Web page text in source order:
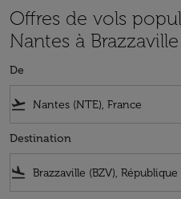
Offres de vols
Nantes à Brazzaville
De
flight_takeoff
Destination
flight_land